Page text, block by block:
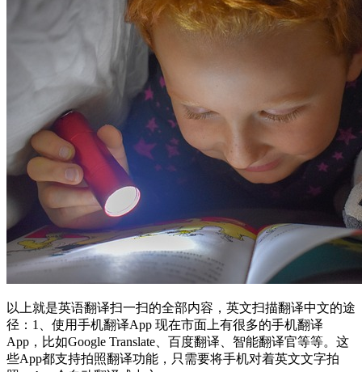
以上就是英语翻译扫一扫的全部内容，英文扫描翻译中文的途
径：1、使用手机翻译App 现在市面上有很多的手机翻译
App，比如Google Translate、百度翻译、智能翻译官等等。这
些App都支持拍照翻译功能，只需要将手机对着英文文字拍